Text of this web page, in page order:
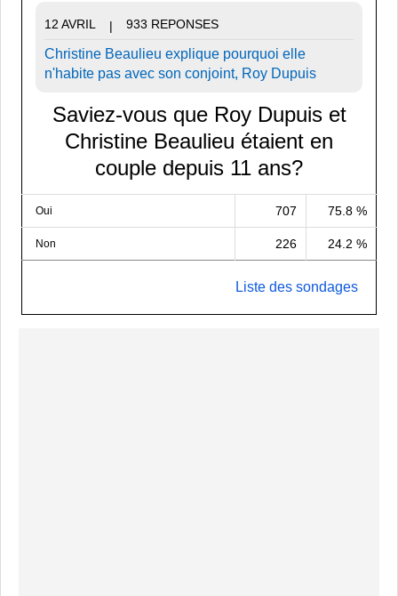
12 AVRIL | 933 REPONSES
Christine Beaulieu explique pourquoi elle
n'habite pas avec son conjoint, Roy Dupuis
Saviez-vous que Roy Dupuis et
Christine Beaulieu étaient en
couple depuis 11 ans?
Oui 707 75.8 %
Non 226 24.2 %
Liste des sondages